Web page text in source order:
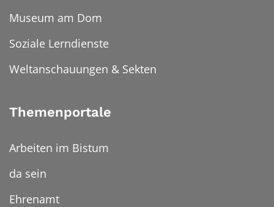
Museum am Dom
Soziale Lerndienste
Weltanschauungen & Sekten
Themenportale
Arbeiten im Bistum
da sein
Ehrenamt